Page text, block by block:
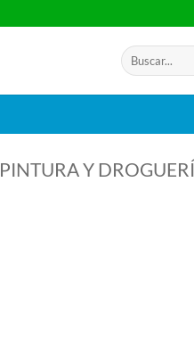
Buscar
por:
PINTURA Y